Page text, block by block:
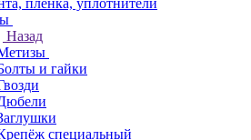
плёнка, уплотнители
Назад
и гайки
специальный